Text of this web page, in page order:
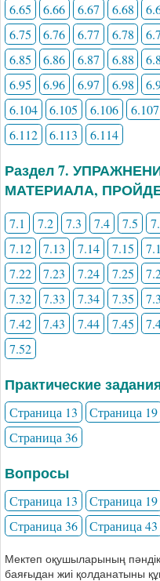
6.65 6.66 6.67 6.68
6.75
6.76 6.77 6.78
6.85
6.86 6.87 6.88
6.95
6.96 6.97 6.98
6.104
6.105 6.106 6.107
6.112
6.113 6.114
Раздел 7.
МАТЕРИАЛА,
7.1 7.2 7.3 7.4 7.5
7.12
7.13 7.14 7.15
7.22
7.23 7.24 7.25
7.32
7.33 7.34 7.35
7.42
7.43 7.44 7.45
7.52
Практические
Страница 13 Страница 19
Страница 36
Вопросы
Страница 13 Страница 19
Страница 36
Страница 43
Мектеп оқушыларының
баяғыдан жиі қолданатыны